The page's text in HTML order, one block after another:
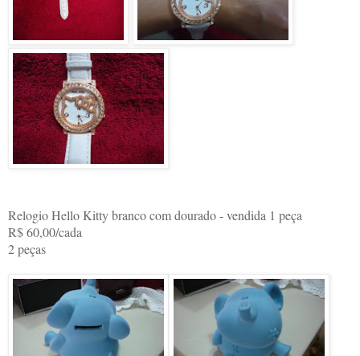
Relogio Hello Kitty branco com dourado - vendida 1 peça
R$ 60,00/cada
2 peças